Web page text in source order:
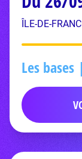
ÎLE-DE-
Les